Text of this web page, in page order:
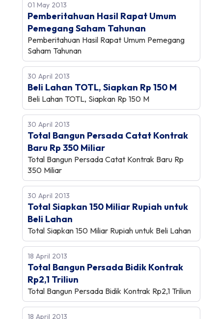
01 May 2013
Pemberitahuan Hasil Rapat Umum
Pemegang Saham Tahunan
Pemberitahuan Hasil Rapat Umum Pemegang
Saham Tahunan
30 April 2013
Beli Lahan TOTL, Siapkan Rp 150 M
Beli Lahan TOTL, Siapkan Rp 150 M
30 April 2013
Total Bangun Persada Catat Kontrak
Baru Rp 350 Miliar
Total Bangun Persada Catat Kontrak Baru Rp
350 Miliar
30 April 2013
Total Siapkan 150 Miliar Rupiah untuk
Beli Lahan
Total Siapkan 150 Miliar Rupiah untuk Beli Lahan
18 April 2013
Total Bangun Persada Bidik Kontrak
Rp2,1 Triliun
Total Bangun Persada Bidik Kontrak Rp2,1 Triliun
18 April 2013